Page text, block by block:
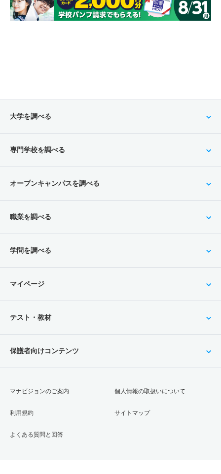
大学を調べる
専門学校を調べる
オープンキャンパスを調べる
職業を調べる
学問を調べる
マイページ
テスト・教材
保護者向けコンテンツ
マナビジョンのご案内
利用規約
よくある質問と回答
個人情報の取扱いについて
サイトマップ